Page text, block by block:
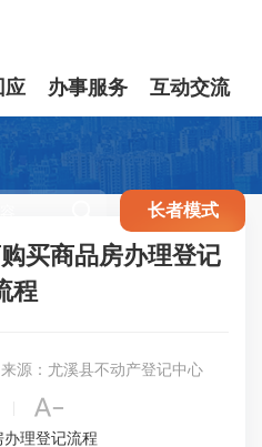
应 办事服务 互动交流
长者模式
买商品房办理登记
程
来源：尤溪县不动产登记中心

理登记流程